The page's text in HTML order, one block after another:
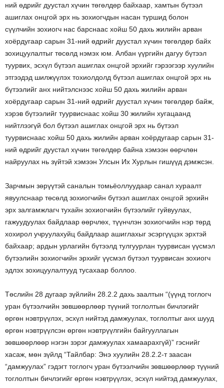
ний өдрийг дуустал хүчин төгөлдөр байхаар, хамтын бүтээл
ашиглах онцгой эрх нь зохиогчдын насан туршид болон
сүүлчийн зохиогч нас барснаас хойш 50 дахь жилийн арван
хоёрдугаар сарын 31-ний өдрийг дуустал хүчин төгөлдөр байх
зохицуулалтыг төсөлд нэмэх юм. Албан үүргийн дагуу бүтээл
туурвих, эсхүл бүтээл ашиглах онцгой эрхийг гэрээгээр хуулийн
этгээдэд шилжүүлэх тохиолдолд бүтээл ашиглах онцгой эрх нь
бүтээлийг анх нийтэлснээс хойш 50 дахь жилийн арван
хоёрдугаар сарын 31-ний өдрийг дуустал хүчин төгөлдөр байж,
хэрэв бүтээлийг туурвиснаас хойш 30 жилийн хугацаанд
нийтлээгүй бол бүтээл ашиглах онцгой эрх нь бүтээл
туурвиснаас хойш 50 дахь жилийн арван хоёрдугаар сарын 31-
ний өдрийг дуустал хүчин төгөлдөр байна хэмээн өөрчлөн
найруулах нь зүйтэй хэмээн Улсын Их Хурлын гишүүд дэмжсэн.
Зарчмын зөрүүтэй саналын томьёоллуудаар санал хураалт
явуулснаар төсөлд зохиогчийн бүтээл ашиглах онцгой эрхийн
эрх залгамжлагч тухайн зохиогчийн бүтээлийг гуйвуулах,
гажуудуулах байдлаар өөрчлөх, түүнчлэн зохиогчийн нэр төрд
хохирол учруулахуйц байдлаар ашиглахыг эсэргүүцэх эрхтэй
байхаар; ардын урлагийн бүтээлд тулгуурлан туурвисан үүсмэл
бүтээлийн зохиогчийн эрхийг үүсмэл бүтээл туурвисан зохиогч
эдлэх зохицуулалтууд тусахаар боллоо.
Төслийн 28 дугаар зүйлийн 28.2.2 дахь заалтын “(үүнд тоглогч
уран бүтээлчийн зөвшөөрлөөр түүний тоглолтын бичлэгийг
өргөн нэвтрүүлэх, эсхүл нийтэд дамжуулах, тоглолтыг анх шууд
өргөн нэвтрүүлсэн өргөн нэвтрүүлгийн байгууллагын
зөвшөөрлөөр нэгэн зэрэг дамжуулах хамаарахгүй)” гэснийг
хасаж, мөн зүйлд “Тайлбар: Энэ хуулийн 28.2.2-т заасан
“дамжуулах” гэдэгт тоглогч уран бүтээлчийн зөвшөөрлөөр түүний
тоглолтын бичлэгийг өргөн нэвтрүүлэх, эсхүл нийтэд дамжуулах,